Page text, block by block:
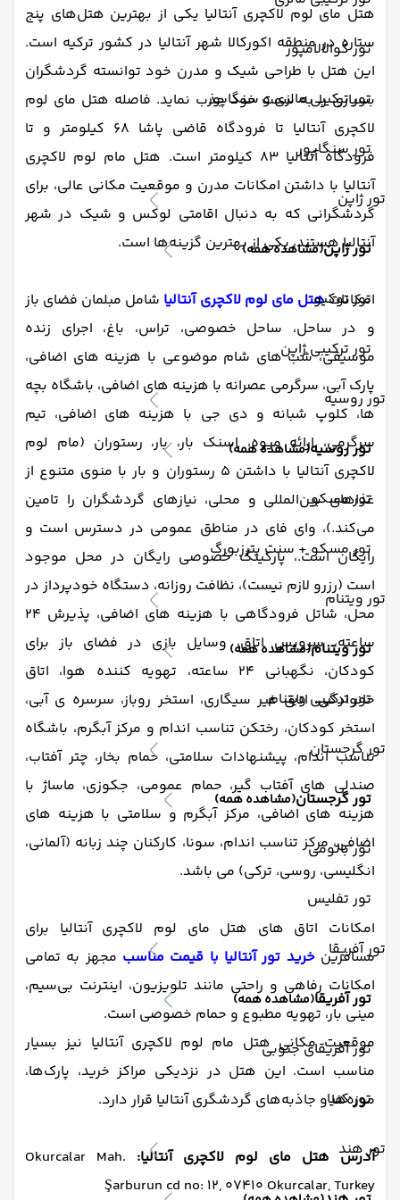
تور کوالالامپور
تور ترکیبی مالزی و سنگاپور
تور سنگاپور
تور ژاپن
تور ژاپن(مشاهده همه)
تور توکیو
تور ترکیبی ژاپن
تور روسیه
تور روسیه(مشاهده همه)
تور مسکو
تور مسکو + سنت پترزبورگ
تور ویتنام
تور ویتنام(مشاهده همه)
تور ترکیبی ویتنام
تور گرجستان
تور گرجستان(مشاهده همه)
تور باتومی
تور تفلیس
تور آفریقا
تور آفریقا(مشاهده همه)
تور آفریقای جنوبی
تور کنیا
تور هند
هتل مای لوم لاکچری آنتالیا یکی از بهترین هتل‌های پنج
ستاره در منطقه اکورکالا شهر آنتالیا در کشور ترکیه است.
این هتل با طراحی شیک و مدرن خود توانسته گردشگران
بسیاری را به سمت خود جذب نماید. فاصله هتل مای لوم
لاکچری آنتالیا تا فرودگاه قاضی پاشا 68 کیلومتر و تا
فرودگاه آنتالیا 83 کیلومتر است. هتل مام لوم لاکچری
آنتالیا با داشتن امکانات مدرن و موقعیت مکانی عالی، برای
گردشگرانی که به دنبال اقامتی لوکس و شیک در شهر
آنتالیا هستند، یکی از بهترین گزینه‌ها است.
امکاناتهتل مای لوم لاکچری آنتالیا شامل مبلمان فضای باز
و در ساحل، ساحل خصوصی، تراس، باغ، اجرای زنده
موسیقی، شب های شام موضوعی با هزینه های اضافی،
پارک آبی، سرگرمی عصرانه با هزینه های اضافی، باشگاه بچه
ها، کلوپ شبانه و دی جی با هزینه های اضافی، تیم
سرگرمی، ارائه میوه، اسنک بار، بار، رستوران (مام لوم
لاکچری آنتالیا با داشتن 5 رستوران و بار با منوی متنوع از
غذاهای بین‌المللی و محلی، نیازهای گردشگران را تامین
می‌کند.)، وای فای در مناطق عمومی در دسترس است و
رایگان است.، پارکینگ خصوصی رایگان در محل موجود
است (رزرو لازم نیست)، نظافت روزانه، دستگاه خودپرداز در
محل، شاتل فرودگاهی با هزینه های اضافی، پذیرش 24
ساعته، سرویس اتاق، وسایل بازی در فضای باز برای
کودکان، نگهبانی 24 ساعته، تهویه کننده هوا، اتاق
خانوادگی، اتاق غیر سیگاری، استخر روباز، سرسره ی آبی،
استخر کودکان، رختکن تناسب اندام و مرکز آبگرم، باشگاه
تناسب اندام، پیشنهادات سلامتی، حمام بخار، چتر آفتاب،
صندلی های آفتاب گیر، حمام عمومی، جکوزی، ماساژ با
هزینه های اضافی، مرکز آبگرم و سلامتی با هزینه های
اضافی، مرکز تناسب اندام، سونا، کارکنان چند زبانه (آلمانی،
انگلیسی، روسی، ترکی) می باشد.
امکانات اتاق های هتل مای لوم لاکچری آنتالیا برای
مسافرینخرید تور آنتالیا با قیمت مناسب مجهز به تمامی
امکانات رفاهی و راحتی مانند تلویزیون، اینترنت بی‌سیم،
مینی بار، تهویه مطبوع و حمام خصوصی است.
موقعیت مکانی هتل مام لوم لاکچری آنتالیا نیز بسیار
مناسب است. این هتل در نزدیکی مراکز خرید، پارک‌ها،
موزه‌ها و جاذبه‌های گردشگری آنتالیا قرار دارد.
آدرس هتل مای لوم لاکچری آنتالیا: Okurcalar Mah.
Şarburun cd no: 12, 07410 Okurcalar, Turkey